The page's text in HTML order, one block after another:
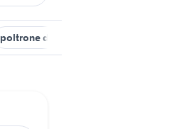
poltrone da giardino usate